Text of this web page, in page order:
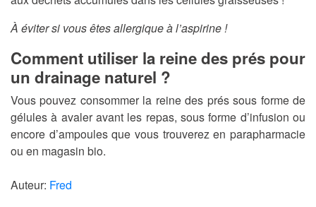
À éviter si vous êtes allergique à l’aspirine !
Comment utiliser la reine des prés pour
un drainage naturel ?
Vous pouvez consommer la reine des prés sous forme de
gélules à avaler avant les repas, sous forme d’infusion ou
encore d’ampoules que vous trouverez en parapharmacie
ou en magasin bio.
Auteur: Fred